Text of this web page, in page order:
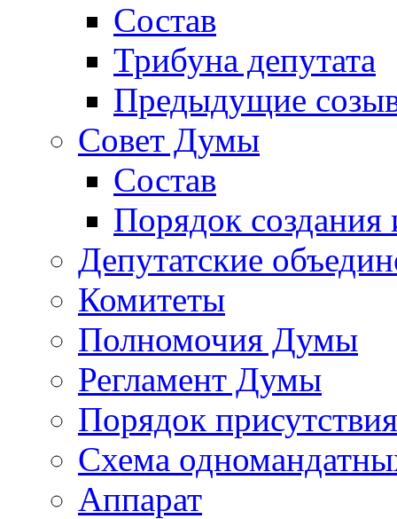
Состав
Трибуна депутата
Предыдущие
Совет Думы
Состав
Порядок создания
Депутатские
Комитеты
Полномочия Думы
Регламент Думы
Порядок
Схема
Аппарат